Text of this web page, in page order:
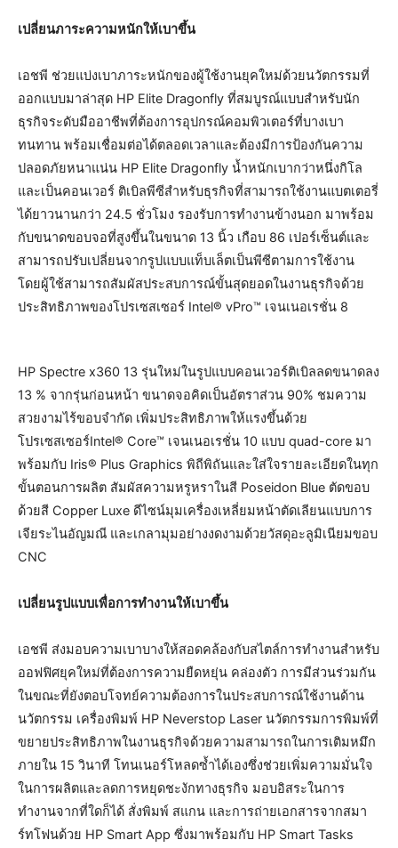
เปลี่ยนภาระความหนักให้เบาขึ้น
เอชพี ช่วยแบ่งเบาภาระหนักของผู้ใช้งานยุคใหม่ด้วยนวัตกรรมที่
ออกแบบมาล่าสุด HP Elite Dragonfly ที่สมบูรณ์แบบสำหรับนัก
ธุรกิจระดับมืออาชีพที่ต้องการอุปกรณ์คอมพิวเตอร์ที่บางเบา
ทนทาน พร้อมเชื่อมต่อได้ตลอดเวลาและต้องมีการป้องกันความ
ปลอดภัยหนาแน่น HP Elite Dragonfly น้ำหนักเบากว่าหนึ่งกิโล
และเป็นคอนเวอร์ ติเบิลพีซีสำหรับธุรกิจที่สามารถใช้งานแบตเตอรี่
ได้ยาวนานกว่า 24.5 ชั่วโมง รองรับการทำงานข้างนอก มาพร้อม
กับขนาดขอบจอที่สูงขึ้นในขนาด 13 นิ้ว เกือบ 86 เปอร์เซ็นต์และ
สามารถปรับเปลี่ยนจากรูปแบบแท็บเล็ตเป็นพีซีตามการใช้งาน
โดยผู้ใช้สามารถสัมผัสประสบการณ์ขั้นสุดยอดในงานธุรกิจด้วย
ประสิทธิภาพของโปรเซสเซอร์ Intel® vPro™ เจนเนอเรชั่น 8
HP Spectre x360 13 รุ่นใหม่ในรูปแบบคอนเวอร์ติเบิลลดขนาดลง
13 % จากรุ่นก่อนหน้า ขนาดจอคิดเป็นอัตราส่วน 90% ชมความ
สวยงามไร้ขอบจำกัด เพิ่มประสิทธิภาพให้แรงขึ้นด้วย
โปรเซสเซอร์Intel® Core™ เจนเนอเรชั่น 10 แบบ quad-core มา
พร้อมกับ Iris® Plus Graphics พิถีพิถันและใส่ใจรายละเอียดในทุก
ขั้นตอนการผลิต สัมผัสความหรูหราในสี Poseidon Blue ตัดขอบ
ด้วยสี Copper Luxe ดีไซน์มุมเครื่องเหลี่ยมหน้าตัดเลียนแบบการ
เจียระไนอัญมณี และเกลามุมอย่างงดงามด้วยวัสดุอะลูมิเนียมขอบ
CNC
เปลี่ยนรูปแบบเพื่อการทำงานให้เบาขึ้น
เอชพี ส่งมอบความเบาบางให้สอดคล้องกับสไตล์การทำงานสำหรับ
ออฟฟิศยุคใหม่ที่ต้องการความยืดหยุ่น คล่องตัว การมีส่วนร่วมกัน
ในขณะที่ยังตอบโจทย์ความต้องการในประสบการณ์ใช้งานด้าน
นวัตกรรม เครื่องพิมพ์ HP Neverstop Laser นวัตกรรมการพิมพ์ที่
ขยายประสิทธิภาพในงานธุรกิจด้วยความสามารถในการเติมหมึก
ภายใน 15 วินาที โทนเนอร์โหลดซ้ำได้เองซึ่งช่วยเพิ่มความมั่นใจ
ในการผลิตและลดการหยุดชะงักทางธุรกิจ มอบอิสระในการ
ทำงานจากที่ใดก็ได้ สั่งพิมพ์ สแกน และการถ่ายเอกสารจากสมา
ร์ทโฟนด้วย HP Smart App ซึ่งมาพร้อมกับ HP Smart Tasks